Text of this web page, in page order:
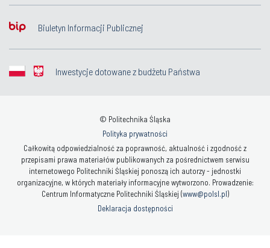
Biuletyn Informacji Publicznej
Inwestycje dotowane z budżetu Państwa
© Politechnika Śląska
Polityka prywatności
Całkowitą odpowiedzialność za poprawność, aktualność i zgodność z
przepisami prawa materiałów publikowanych za pośrednictwem serwisu
internetowego Politechniki Śląskiej ponoszą ich autorzy - jednostki
organizacyjne, w których materiały informacyjne wytworzono. Prowadzenie:
Centrum Informatyczne Politechniki Śląskiej (www@polsl.pl)
Deklaracja dostępności